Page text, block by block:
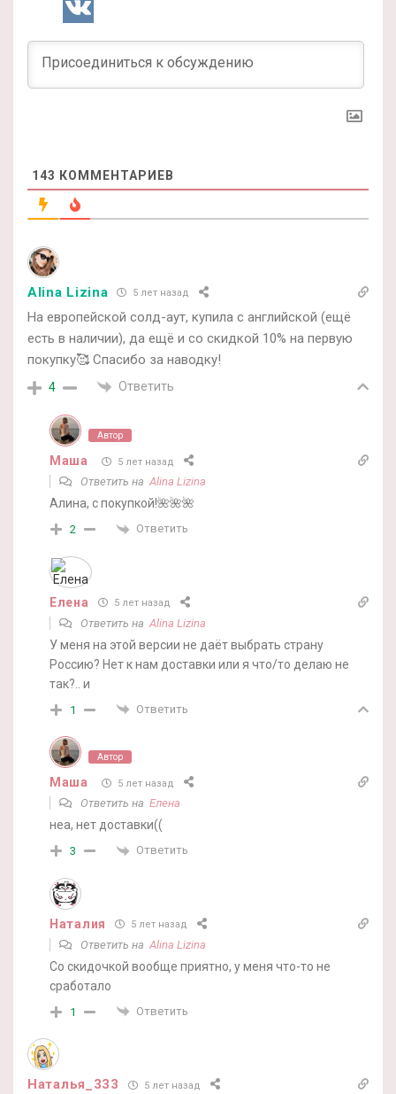
143 КОММЕНТАРИЕВ
Alina Lizina 5 лет назад
На европейской солд-аут, купила с английской (ещё
есть в наличии), да ещё и со скидкой 10% на первую
покупку🥰 Спасибо за наводку!
4 Ответить
Автор
Маша 5 лет назад
Ответить наAlina Lizina
Алина, с покупкой!🌺🌺🌺
2 Ответить
Елена 5 лет назад
Ответить на Alina Lizina
У меня на этой версии не даёт выбрать страну
Россию? Нет к нам доставки или я что/то делаю не
так?.. и
1 Ответить
Автор
Маша 5 лет назад
Ответить на Елена
неа, нет доставки((
3 Ответить
Наталия 5 лет назад
Ответить на Alina Lizina
Со скидочкой вообще приятно, у меня что-то не
сработало
1 Ответить
Наталья_333 5 лет назад